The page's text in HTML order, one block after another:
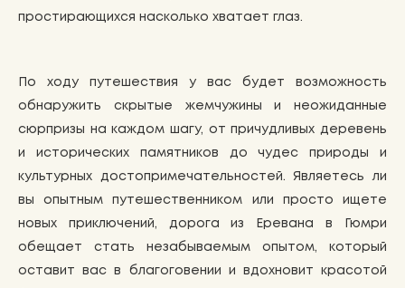
простирающихся насколько хватает глаз.
По ходу путешествия у вас будет возможность
обнаружить скрытые жемчужины и неожиданные
сюрпризы на каждом шагу, от причудливых деревень
и исторических памятников до чудес природы и
культурных достопримечательностей. Являетесь ли
вы опытным путешественником или просто ищете
новых приключений, дорога из Еревана в Гюмри
обещает стать незабываемым опытом, который
оставит вас в благоговении и вдохновит красотой